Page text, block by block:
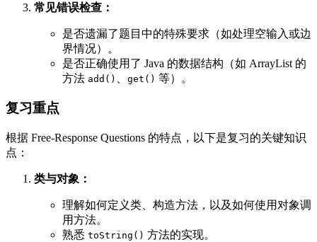
常见错误检查：
是否遗漏了题目中的特殊要求（如处理空输入或边
界情况）。
是否正确使用了 Java 的数据结构（如 ArrayList 的
方法 add() get() 等）。
复习重点
根据 Free-Response Questions 的特点，以下是复习的关键知识
点：
类与对象：
理解如何定义类、构造方法，以及如何使用对象调
用方法。
熟悉 toString() 方法的实现。